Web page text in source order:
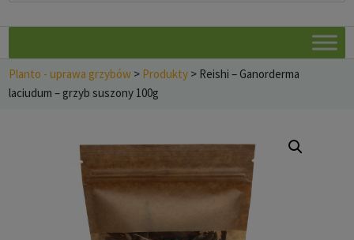
Planto - uprawa grzybów > Produkty > Reishi – Ganorderma
laciudum – grzyb suszony 100g